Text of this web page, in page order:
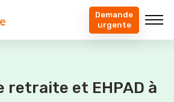
Demande
urgente
retraite et EHPAD à